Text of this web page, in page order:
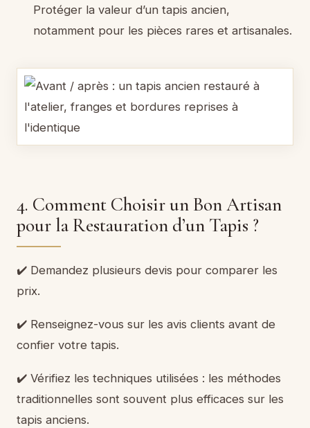
Protéger la valeur d’un tapis ancien,
notamment pour les pièces rares et artisanales.
4. Comment Choisir un Bon Artisan
pour la Restauration d’un Tapis ?
✔️ Demandez plusieurs devis pour comparer les
prix.
✔️ Renseignez-vous sur les avis clients avant de
confier votre tapis.
✔️ Vérifiez les techniques utilisées : les méthodes
traditionnelles sont souvent plus efficaces sur les
tapis anciens.